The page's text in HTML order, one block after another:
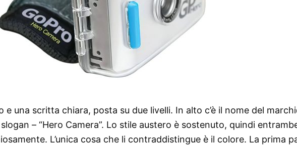
una scritta chiara, posta su due livelli. In alto c’è il nome del
slogan – “Hero Camera”. Lo stile austero è sostenuto, quindi
L’unica cosa che li contraddistingue è il colore. La prima